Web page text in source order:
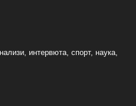
интервюта, спорт, наука,